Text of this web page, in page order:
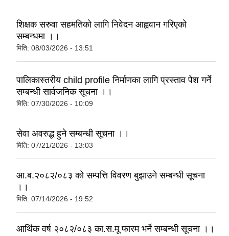
शिक्षक सरुवा सहमतिको लागि निवेदन आह्ववान गरिएको
सम्बन्धमा ।।
मिति: 08/03/2026 - 13:51
पालिकास्तरीय child profile निर्माणका लागि प्रस्ताव पेश गर्ने
सम्बन्धी सार्वजनिक सूचना ।।
मिति: 07/30/2026 - 10:09
सेवा अवरुद्ध हुने सम्बन्धी सूचना ।।
मिति: 07/21/2026 - 13:03
आ.ब.२०८२/०८३ को सम्पत्ति विवरण बुझाउने सम्बन्धी सूचना
।।
मिति: 07/14/2026 - 19:52
आर्थिक वर्ष २०८२/०८३ का.स.मू फारम भर्ने सम्बन्धी सूचना ।।